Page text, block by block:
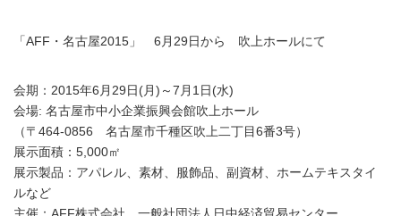
「AFF・名古屋2015」 6月29日から 吹上ホールにて
会期：2015年6月29日(月)～7月1日(水)
会場: 名古屋市中小企業振興会館吹上ホール
（〒464-0856 名古屋市千種区吹上二丁目6番3号）
展示面積：5,000㎡
展示製品：アパレル、素材、服飾品、副資材、ホームテキスタイ
ルなど